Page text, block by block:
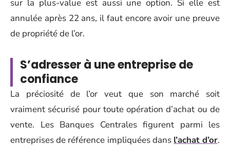
sur la plus-value est aussi une option. Si elle est
annulée après 22 ans, il faut encore avoir une preuve
de propriété de l’or.
S’adresser à une entreprise de
confiance
La préciosité de l’or veut que son marché soit
vraiment sécurisé pour toute opération d’achat ou de
vente. Les Banques Centrales figurent parmi les
entreprises de référence impliquées dans l’achat d’or.